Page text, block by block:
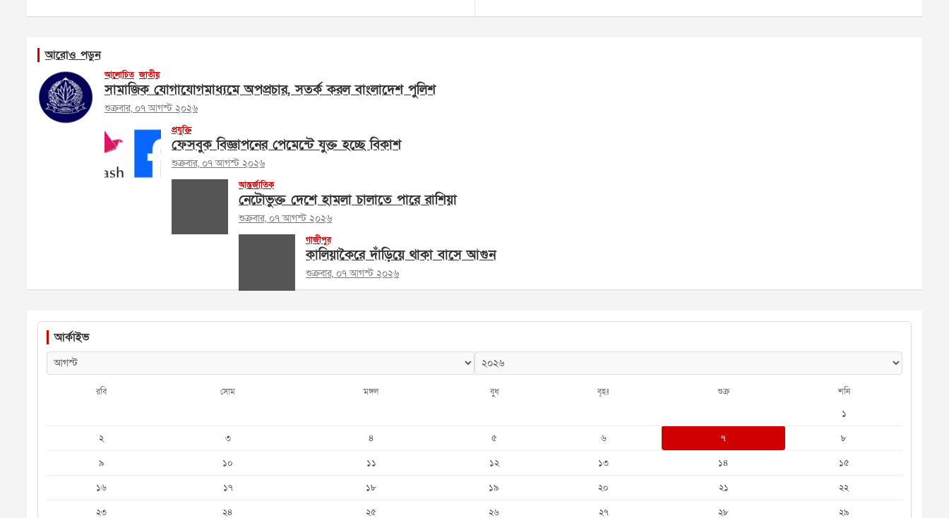
আরোও পড়ুন
আলোচিত জাতীয়
সামাজিক যোগাযোগমাধ্যমে অপপ্রচার, সতর্ক করল বাংলাদেশ পুলিশ
শুক্রবার, ০৭ আগস্ট ২০২৬
প্রযুক্তি
ফেসবুক বিজ্ঞাপনের পেমেন্টে যুক্ত হচ্ছে বিকাশ
শুক্রবার, ০৭ আগস্ট ২০২৬
আন্তর্জাতিক
নেটোভুক্ত দেশে হামলা চালাতে পারে রাশিয়া
শুক্রবার, ০৭ আগস্ট ২০২৬
গাজীপুর
কালিয়াকৈরে দাঁড়িয়ে থাকা বাসে আগুন
শুক্রবার, ০৭ আগস্ট ২০২৬
আর্কাইভ
রবি সোম মঙ্গল বুধ বৃহঃ শুক্র শনি
১
২
৩ ৪ ৫ ৬ ৭
৮
৯
১০ ১১ ১২ ১৩ ১৪
১৫
১৬
১৭ ১৮ ১৯ ২০ ২১
২২
২৩
২৪ ২৫ ২৬ ২৭ ২৮ ২৯